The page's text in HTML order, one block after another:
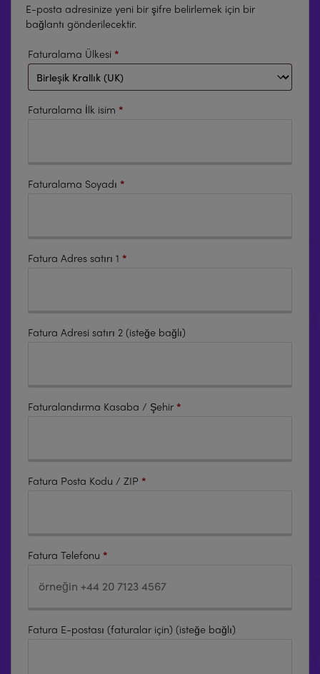
E-posta adresinize yeni bir şifre belirlemek için bir
bağlantı gönderilecektir.
Faturalama Ülkesi *
Faturalama İlk isim *
Faturalama Soyadı *
Fatura Adres satırı 1 *
Fatura Adresi satırı 2 (isteğe bağlı)
Faturalandırma Kasaba / Şehir *
Fatura Posta Kodu / ZIP *
Fatura Telefonu *
Fatura E-postası (faturalar için) (isteğe bağlı)